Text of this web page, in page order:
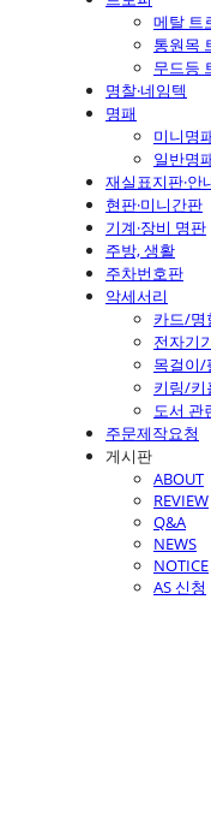
메탈 트
통원목
무드등
명찰·네임텍
명패
미니명
일반명
재실표지판·안
현판·미니간판
기계·장비 명판
주방, 생활
주차번호판
악세서리
카드/명
전자기
목걸이/
키링/키
도서 관
주문제작요청
게시판
ABOUT
REVIEW
Q&A
NEWS
NOTICE
AS 신청